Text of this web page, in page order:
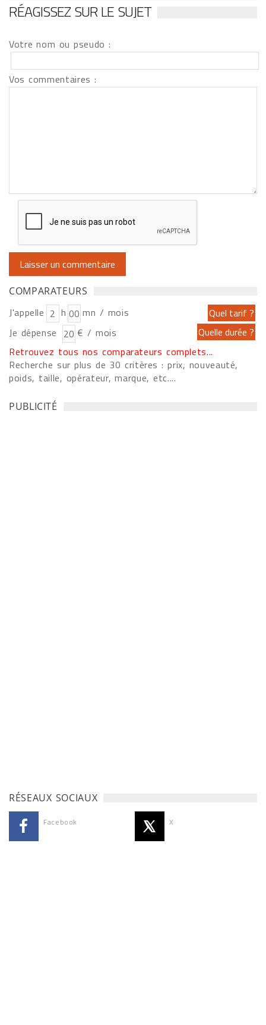
RÉAGISSEZ SUR LE SUJET
Votre nom ou pseudo :
Vos commentaires :
COMPARATEURS
J'appelle h
mn / mois
Je dépense
€ / mois
Retrouvez tous nos comparateurs complets...
Recherche sur plus de 30 critères : prix, nouveauté,
poids, taille, opérateur, marque, etc....
PUBLICITÉ
RÉSEAUX SOCIAUX
Facebook X